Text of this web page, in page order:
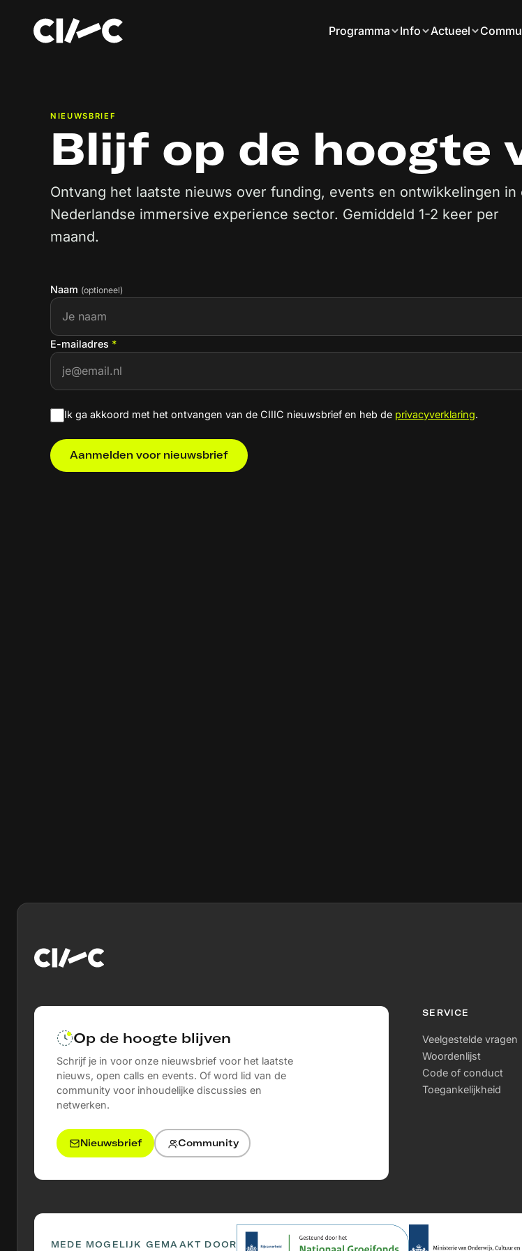
Programma Info Actueel
NIEUWSBRIEF
Blijf op de hoogte
Ontvang het laatste nieuws over funding, events en ontwikkelingen in
Nederlandse immersive experience sector. Gemiddeld 1-2 keer per
maand.
Naam (optioneel)
E-mailadres *
Ik ga akkoord met het ontvangen van de CIIIC nieuwsbrief en heb de privacyverklaring.
Aanmelden voor nieuwsbrief
Op de hoogte blijven
Schrijf je in voor onze nieuwsbrief voor het laatste
nieuws, open calls en events. Of word lid van de
community voor inhoudelijke discussies en
netwerken.
Nieuwsbrief Community
SERVICE
Veelgestelde vragen
Woordenlijst
Code of conduct
Toegankelijkheid
MEDE MOGELIJK GEMAAKT DOOR